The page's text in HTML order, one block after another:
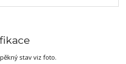
stav viz foto.